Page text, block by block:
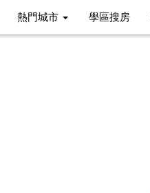
熱門城市 學區搜房